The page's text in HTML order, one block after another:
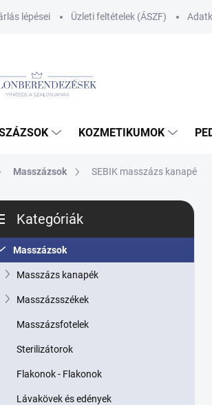
lépései Üzleti feltételek (ÁSZF)
KOZMETIKUMOK
Masszázsok SEBIK masszázs kanapé
Kategóriák
Masszázsok
Masszázs kanapék
Masszázsszékek
Masszázsfotelek
Sterilizátorok
Flakonok - Flakonok
Lávakövek és edények